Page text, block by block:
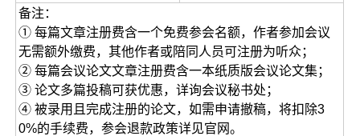
备注：
① 每篇文章注册费含一个免费参会名额，作者参加会议
无需额外缴费，其他作者或陪同人员可注册为听众；
② 每篇会议论文文章注册费含一本纸质版会议论文集；
③ 论文多篇投稿可获优惠，详询会议秘书处；
④ 被录用且完成注册的论文，如需申请撤稿，将扣除3
0%的手续费，参会退款政策详见官网。